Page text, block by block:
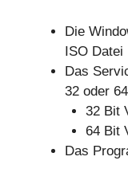
Die
ISO Datei
Das
32 oder
32 Bit
64 Bit
Das